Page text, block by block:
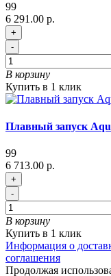
99
6 291.00 р.
+
-
В корзину
Купить в 1 клик
Плавный запуск
99
6 713.00 р.
+
-
В корзину
Купить в 1 клик
Информация о
соглашения
Продолжая